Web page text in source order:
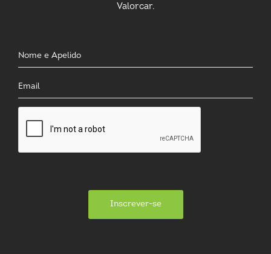
Valorcar.
Inscrever-se